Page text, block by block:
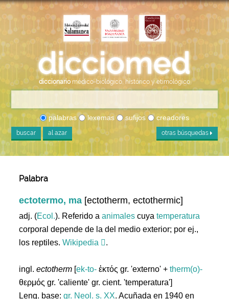
diccionario médico-biológico, histórico y etimológico
palabras lexemas sufijos creadores
buscar al azar otras búsquedas
Palabra
ectotermo, ma [ectotherm, ectothermic]
adj. (Ecol.). Referido aanimales cuyatemperatura
corporal depende de la del medio exterior; por ej.,
los reptiles.Wikipedia .
ingl.ectotherm [ek-to- ἐκτός gr. 'externo' +therm(o)-
θερμός gr. 'caliente' gr. cient. 'temperatura']
Leng. base:gr. Neol. s. XX. Acuñada en 1940 en